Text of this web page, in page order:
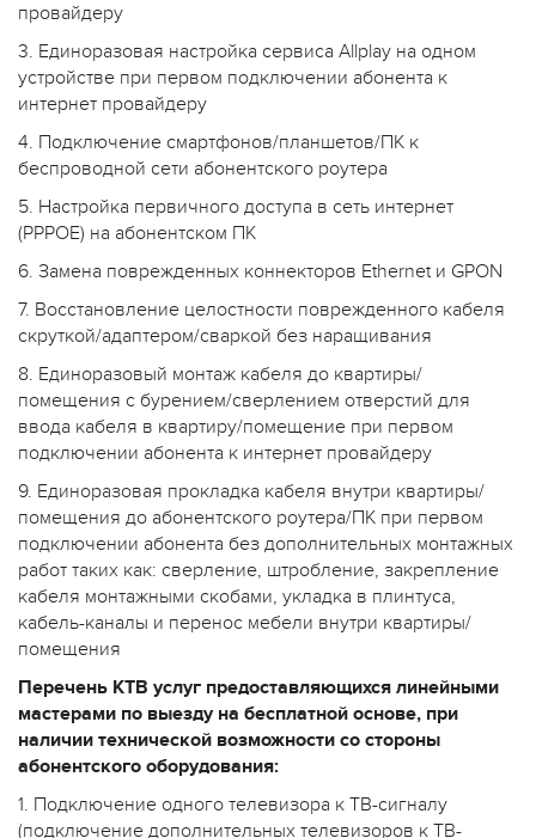
провайдеру
3. Единоразовая настройка сервиса Allplay на одном
устройстве при первом подключении абонента к
интернет провайдеру
4. Подключение смартфонов/планшетов/ПК к
беспроводной сети абонентского роутера
5. Настройка первичного доступа в сеть интернет
(PPPOE) на абонентском ПК
6. Замена поврежденных коннекторов Ethernet и GPON
7. Восстановление целостности поврежденного кабеля
скруткой/адаптером/сваркой без наращивания
8. Единоразовый монтаж кабеля до квартиры/
помещения с бурением/сверлением отверстий для
ввода кабеля в квартиру/помещение при первом
подключении абонента к интернет провайдеру
9. Единоразовая прокладка кабеля внутри квартиры/
помещения до абонентского роутера/ПК при первом
подключении абонента без дополнительных монтажных
работ таких как: сверление, штробление, закрепление
кабеля монтажными скобами, укладка в плинтуса,
кабель-каналы и перенос мебели внутри квартиры/
помещения
Перечень КТВ услуг предоставляющихся линейными
мастерами по выезду на бесплатной основе, при
наличии технической возможности со стороны
абонентского оборудования:
1. Подключение одного телевизора к ТВ-сигналу
(подключение дополнительных телевизоров к ТВ-